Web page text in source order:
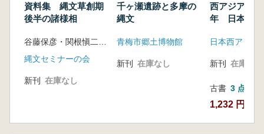
資料集 縄文草創期
後半の諸様相
谷藤保彦・関根愼二 編
縄文セミナーの会
新刊 在庫なし
千ヶ瀬遺跡と多摩の
縄文
青梅市郷土博物館
新刊 在庫なし
西アジア考
年 日本の考
チ
日本西アジア
新刊 在庫なし
古書 3 点
1,232 円~